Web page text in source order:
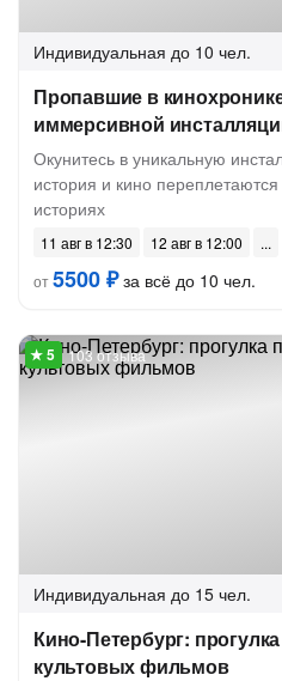
Индивидуальная до 10 чел.
Пропавшие в
иммерсивной
Окунитесь в уникальную
история и кино
историях
11 авг в 12:30
12 авг в 12:00
от5500 ₽за всё до 10 чел.
103 отзыва
Индивидуальная до 15 чел.
Кино-Петербург:
культовых фильмов